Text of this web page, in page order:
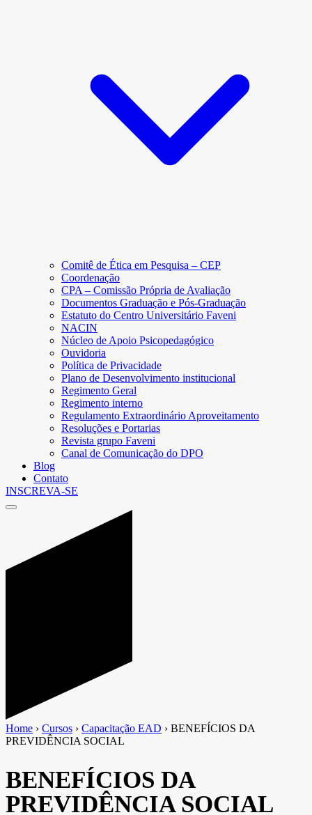
Comitê de Ética em Pesquisa – CEP
Coordenação
CPA – Comissão Própria de Avaliação
Documentos Graduação e Pós-Graduação
Estatuto do Centro Universitário Faveni
NACIN
Núcleo de Apoio Psicopedagógico
Ouvidoria
Política de Privacidade
Plano de Desenvolvimento institucional
Regimento Geral
Regimento interno
Regulamento Extraordinário Aproveitamento
Resoluções e Portarias
Revista grupo Faveni
Canal de Comunicação do DPO
Blog
Contato
INSCREVA-SE
Home › Cursos › Capacitação EAD › BENEFÍCIOS DA
PREVIDÊNCIA SOCIAL
BENEFÍCIOS DA
PREVIDÊNCIA SOCIAL